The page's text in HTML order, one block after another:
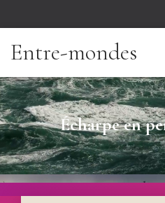
Entre-mondes
Écharpe en